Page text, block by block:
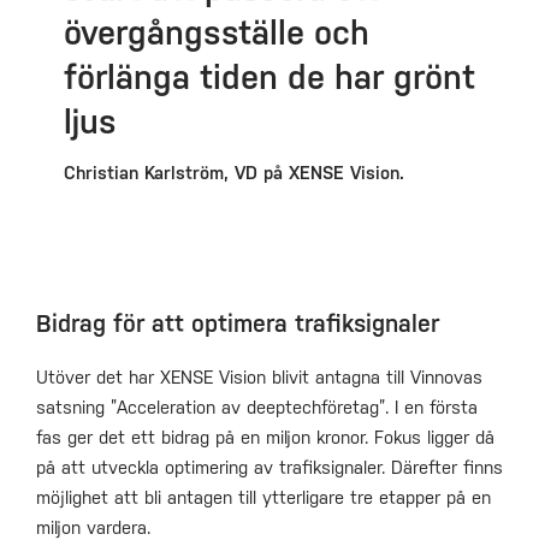
övergångsställe och
förlänga tiden de har grönt
ljus
Christian Karlström, VD på XENSE Vision.
Bidrag för att optimera trafiksignaler
Utöver det har XENSE Vision blivit antagna till Vinnovas
satsning ”Acceleration av deeptechföretag”. I en första
fas ger det ett bidrag på en miljon kronor. Fokus ligger då
på att utveckla optimering av trafiksignaler. Därefter finns
möjlighet att bli antagen till ytterligare tre etapper på en
miljon vardera.